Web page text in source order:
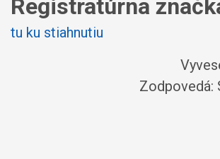
Registratúrna
tu ku stiahnutiu
Zodpovedá: